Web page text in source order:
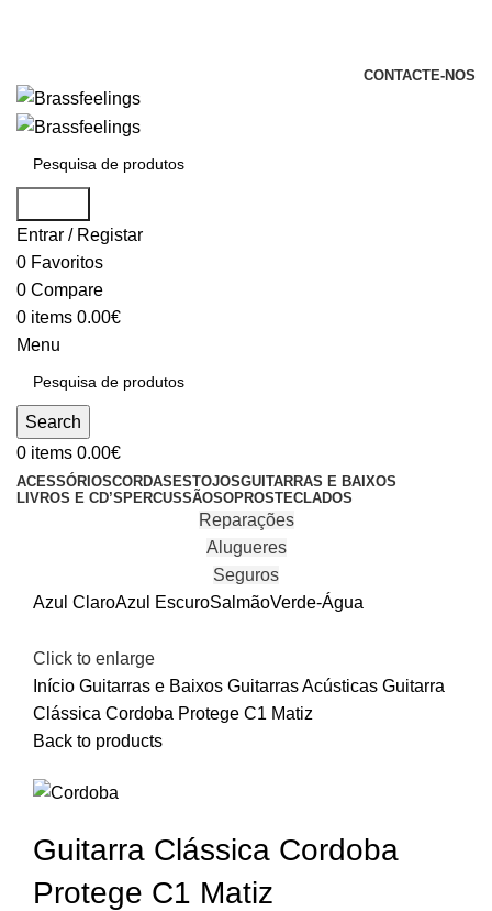
CONTACTE-NOS
Entrar / Registar
0 Favoritos
0 Compare
0 items 0.00€
Menu
Search
0 items 0.00€
ACESSÓRIOSCORDAS ESTOJOSGUITARRAS E BAIXOS
LIVROS E CD’S PERCUSSÃOSOPROSTECLADOS
Reparações
Alugueres
Seguros
Azul ClaroAzul EscuroSalmãoVerde-Água
Click to enlarge
Início Guitarras e Baixos Guitarras Acústicas Guitarra
Clássica Cordoba Protege C1 Matiz
Back to products
Guitarra Clássica Cordoba
Protege C1 Matiz